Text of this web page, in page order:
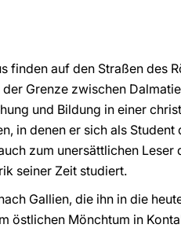
auf den Straßen des
Grenze zwischen
und Bildung in einer
in denen er sich als Student
zum unersättlichen Leser
seiner Zeit studiert.
Gallien, die ihn in die
östlichen Mönchtum in